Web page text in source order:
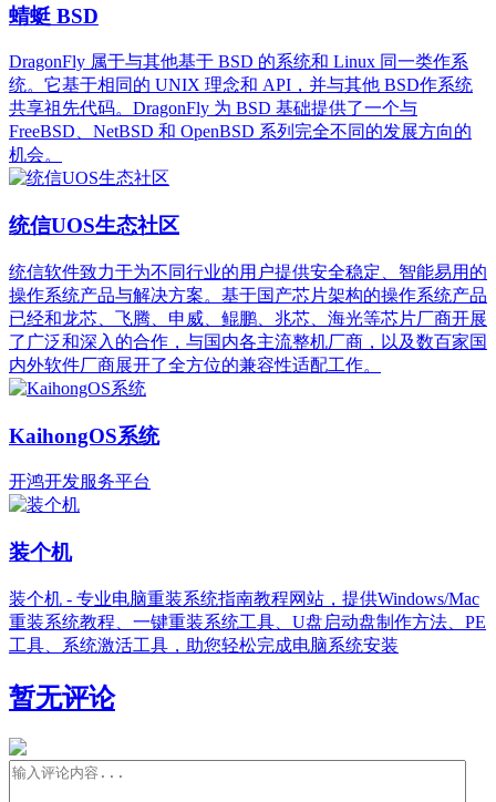
蜻蜓 BSD
DragonFly 属于与其他基于 BSD 的系统和 Linux 同一类作系
统。它基于相同的 UNIX 理念和 API，并与其他 BSD作系统
共享祖先代码。DragonFly 为 BSD 基础提供了一个与
FreeBSD、NetBSD 和 OpenBSD 系列完全不同的发展方向的
机会。
统信UOS生态社区
统信软件致力于为不同行业的用户提供安全稳定、智能易用的
操作系统产品与解决方案。基于国产芯片架构的操作系统产品
已经和龙芯、飞腾、申威、鲲鹏、兆芯、海光等芯片厂商开展
了广泛和深入的合作，与国内各主流整机厂商，以及数百家国
内外软件厂商展开了全方位的兼容性适配工作。
KaihongOS系统
开鸿开发服务平台
装个机
装个机 - 专业电脑重装系统指南教程网站，提供Windows/Mac
重装系统教程、一键重装系统工具、U盘启动盘制作方法、PE
工具、系统激活工具，助您轻松完成电脑系统安装
暂无评论